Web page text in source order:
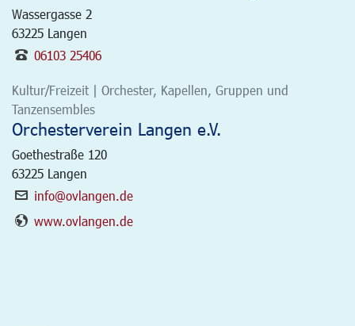
Wassergasse 2
63225 Langen
06103 25406
Kultur/Freizeit | Orchester, Kapellen, Gruppen und
Tanzensembles
Orchesterverein Langen e.V.
Goethestraße 120
63225 Langen
info@ovlangen.de
www.ovlangen.de